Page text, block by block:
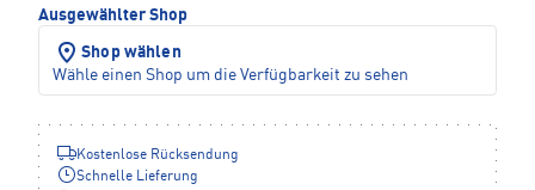
Ausgewählter Shop
Shop wählen
Wähle einen Shop um die Verfügbarkeit zu sehen
Kostenlose Rücksendung
Schnelle Lieferung